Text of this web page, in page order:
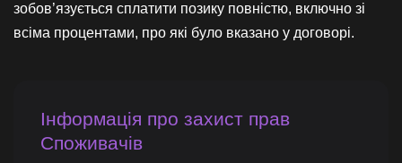
зобов’язується сплатити позику повністю, включно зі
всіма процентами, про які було вказано у договорі.
Інформація про захист прав
Споживачів